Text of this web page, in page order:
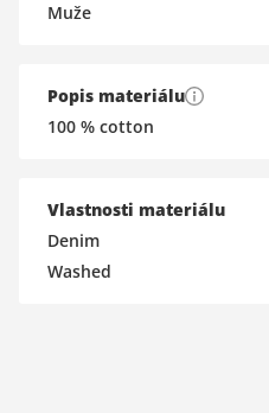
Muže
Popis materiálu
100 % cotton
Vlastnosti materiálu
Denim
Washed